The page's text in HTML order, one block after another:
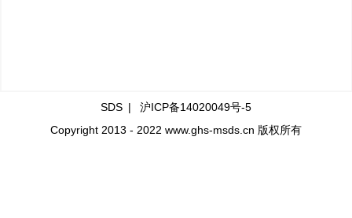
SDS | 沪ICP备14020049号-5
Copyright 2013 - 2022 www.ghs-msds.cn 版权所有